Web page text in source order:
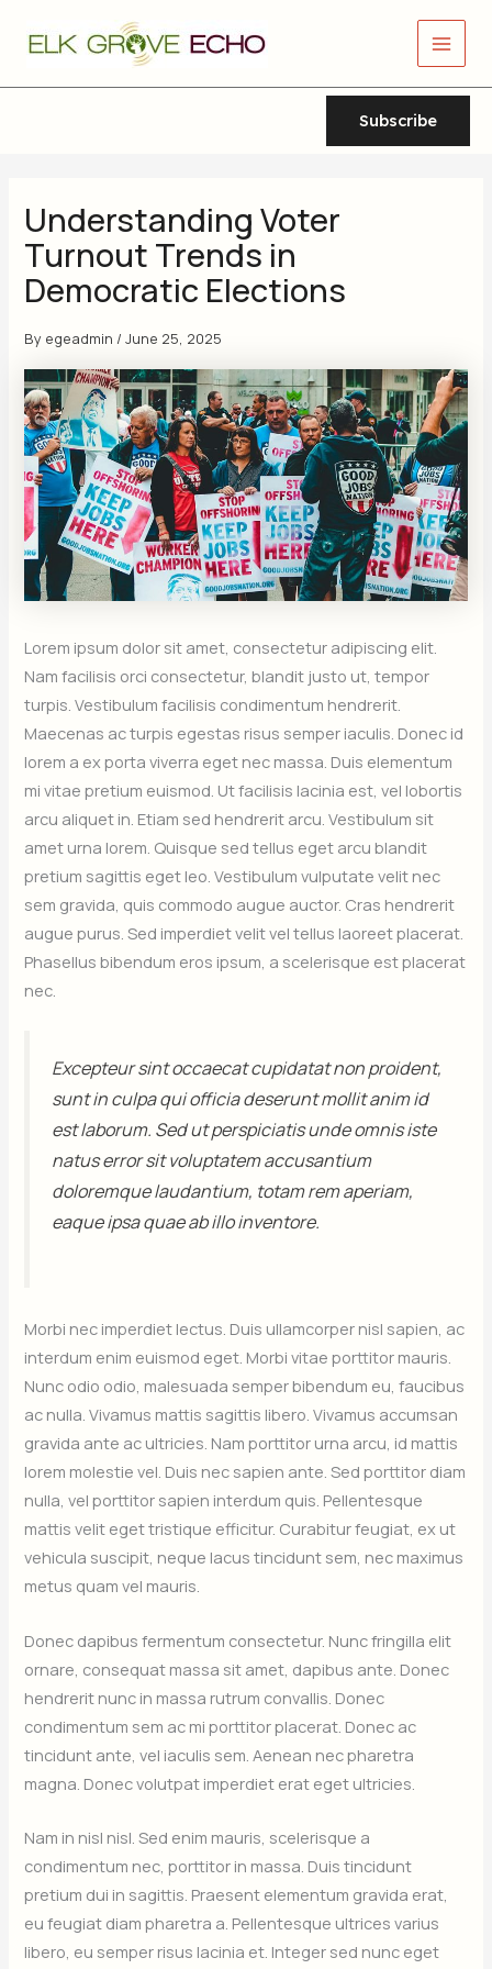
Main
Subscribe
Understanding Voter
Turnout Trends in
Democratic Elections
By egeadmin /June 25, 2025
Lorem ipsum dolor sit amet, consectetur adipiscing elit.
Nam facilisis orci consectetur, blandit justo ut, tempor
turpis. Vestibulum facilisis condimentum hendrerit.
Maecenas ac turpis egestas risus semper iaculis. Donec id
lorem a ex porta viverra eget nec massa. Duis elementum
mi vitae pretium euismod. Ut facilisis lacinia est, vel lobortis
arcu aliquet in. Etiam sed hendrerit arcu. Vestibulum sit
amet urna lorem. Quisque sed tellus eget arcu blandit
pretium sagittis eget leo. Vestibulum vulputate velit nec
sem gravida, quis commodo augue auctor. Cras hendrerit
augue purus. Sed imperdiet velit vel tellus laoreet placerat.
Phasellus bibendum eros ipsum, a scelerisque est placerat
nec.
Excepteur sint occaecat cupidatat non proident,
sunt in culpa qui officia deserunt mollit anim id
est laborum. Sed ut perspiciatis unde omnis iste
natus error sit voluptatem accusantium
doloremque laudantium, totam rem aperiam,
eaque ipsa quae ab illo inventore.
Morbi nec imperdiet lectus. Duis ullamcorper nisl sapien, ac
interdum enim euismod eget. Morbi vitae porttitor mauris.
Nunc odio odio, malesuada semper bibendum eu, faucibus
ac nulla. Vivamus mattis sagittis libero. Vivamus accumsan
gravida ante ac ultricies. Nam porttitor urna arcu, id mattis
lorem molestie vel. Duis nec sapien ante. Sed porttitor diam
nulla, vel porttitor sapien interdum quis. Pellentesque
mattis velit eget tristique efficitur. Curabitur feugiat, ex ut
vehicula suscipit, neque lacus tincidunt sem, nec maximus
metus quam vel mauris.
Donec dapibus fermentum consectetur. Nunc fringilla elit
ornare, consequat massa sit amet, dapibus ante. Donec
hendrerit nunc in massa rutrum convallis. Donec
condimentum sem ac mi porttitor placerat. Donec ac
tincidunt ante, vel iaculis sem. Aenean nec pharetra
magna. Donec volutpat imperdiet erat eget ultricies.
Nam in nisl nisl. Sed enim mauris, scelerisque a
condimentum nec, porttitor in massa. Duis tincidunt
pretium dui in sagittis. Praesent elementum gravida erat,
eu feugiat diam pharetra a. Pellentesque ultrices varius
libero, eu semper risus lacinia et. Integer sed nunc eget